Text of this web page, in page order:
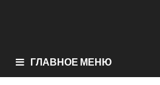
ГЛАВНОЕ МЕНЮ